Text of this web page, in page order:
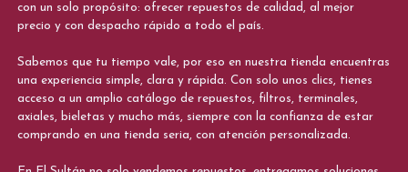
con un solo propósito: ofrecer repuestos de calidad, al mejor
precio y con despacho rápido a todo el país.
Sabemos que tu tiempo vale, por eso en nuestra tienda encuentras
una experiencia simple, clara y rápida. Con solo unos clics, tienes
acceso a un amplio catálogo de repuestos, filtros, terminales,
axiales, bieletas y mucho más, siempre con la confianza de estar
comprando en una tienda seria, con atención personalizada.